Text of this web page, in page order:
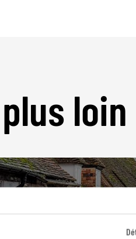
loin
Nos 7